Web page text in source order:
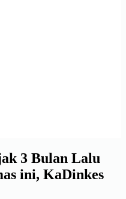
3 Bulan Lalu
ini, KaDinkes